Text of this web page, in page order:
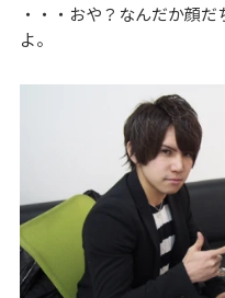
・・・おや？なんだか顔
よ。